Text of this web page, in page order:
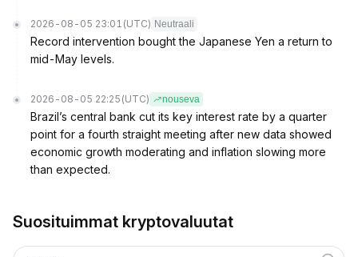
2026-08-05 23:01 (UTC) Neutraali
Record intervention bought the Japanese Yen a return to
mid-May levels.
2026-08-05 22:25 (UTC) nouseva
Brazil’s central bank cut its key interest rate by a quarter
point for a fourth straight meeting after new data showed
economic growth moderating and inflation slowing more
than expected.
Suosituimmat kryptovaluutat